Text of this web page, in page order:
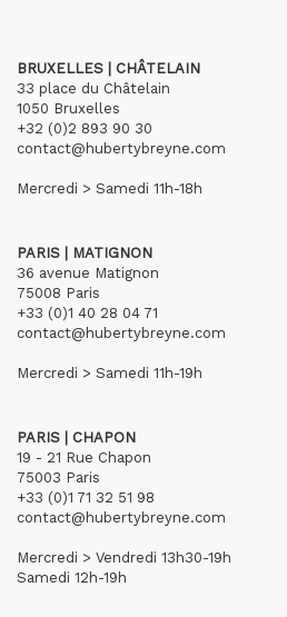
BRUXELLES | CHÂTELAIN
33 place du Châtelain
1050 Bruxelles
+32 (0)2 893 90 30
contact@hubertybreyne.com
Mercredi > Samedi 11h-18h
PARIS | MATIGNON
36 avenue Matignon
75008 Paris
+33 (0)1 40 28 04 71
contact@hubertybreyne.com
Mercredi > Samedi 11h-19h
PARIS | CHAPON
19 - 21 Rue Chapon
75003 Paris
+33 (0)1 71 32 51 98
contact@hubertybreyne.com
Mercredi > Vendredi 13h30-19h
Samedi 12h-19h